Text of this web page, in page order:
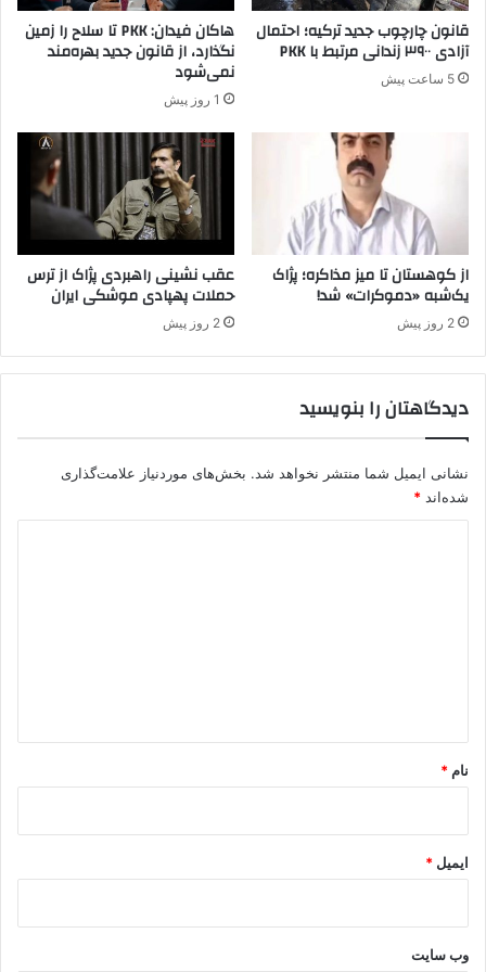
قانون چارچوب جدید ترکیه؛ احتمال
آزادی ۳۹۰۰ زندانی مرتبط با PKK
5 ساعت پیش
هاکان فیدان: PKK تا سلاح را زمین
نگذارد، از قانون جدید بهره‌مند
نمی‌شود
1 روز پیش
از کوهستان تا میز مذاکره؛ پژاک
یک‌شبه «دموکرات» شد!
2 روز پیش
عقب نشینی راهبردی پژاک از ترس
حملات پهپادی موشکی ایران
2 روز پیش
دیدگاهتان را بنویسید
نشانی ایمیل شما منتشر نخواهد شد. بخش‌های موردنیاز علامت‌گذاری
شده‌اند *
نام *
ایمیل *
وب‌ سایت